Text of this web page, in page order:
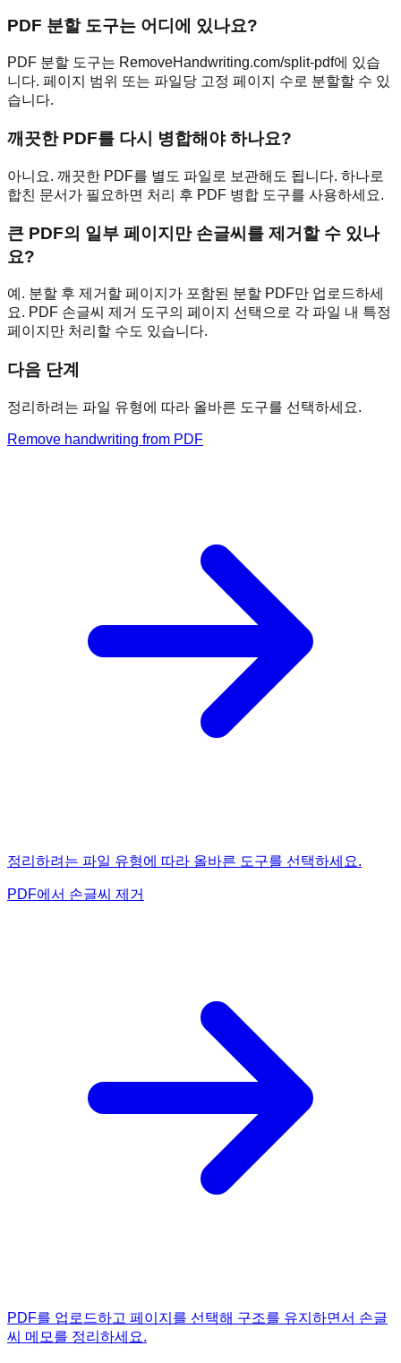
PDF 분할 도구는 어디에 있나요?
PDF 분할 도구는 RemoveHandwriting.com/split-pdf에 있습
니다. 페이지 범위 또는 파일당 고정 페이지 수로 분할할 수 있
습니다.
깨끗한 PDF를 다시 병합해야 하나요?
아니요. 깨끗한 PDF를 별도 파일로 보관해도 됩니다. 하나로
합친 문서가 필요하면 처리 후 PDF 병합 도구를 사용하세요.
큰 PDF의 일부 페이지만 손글씨를 제거할 수 있나
요?
예. 분할 후 제거할 페이지가 포함된 분할 PDF만 업로드하세
요. PDF 손글씨 제거 도구의 페이지 선택으로 각 파일 내 특정
페이지만 처리할 수도 있습니다.
다음 단계
정리하려는 파일 유형에 따라 올바른 도구를 선택하세요.
Remove handwriting from PDF
정리하려는 파일 유형에 따라 올바른 도구를 선택하세요.
PDF에서 손글씨 제거
PDF를 업로드하고 페이지를 선택해 구조를 유지하면서 손글
씨 메모를 정리하세요.